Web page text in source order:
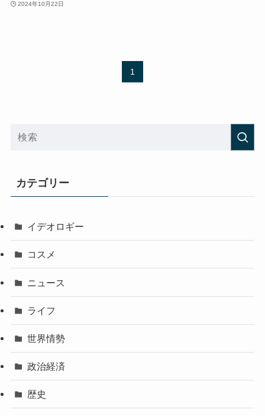
2024年10月22日
1
カテゴリー
イデオロギー
コスメ
ニュース
ライフ
世界情勢
政治経済
歴史